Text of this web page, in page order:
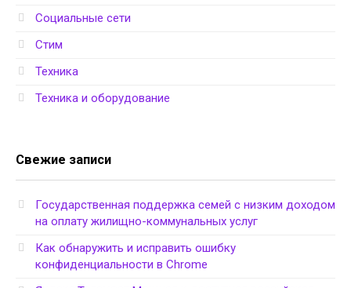
Социальные сети
Стим
Техника
Техника и оборудование
Свежие записи
Государственная поддержка семей с низким доходом
на оплату жилищно-коммунальных услуг
Как обнаружить и исправить ошибку
конфиденциальности в Chrome